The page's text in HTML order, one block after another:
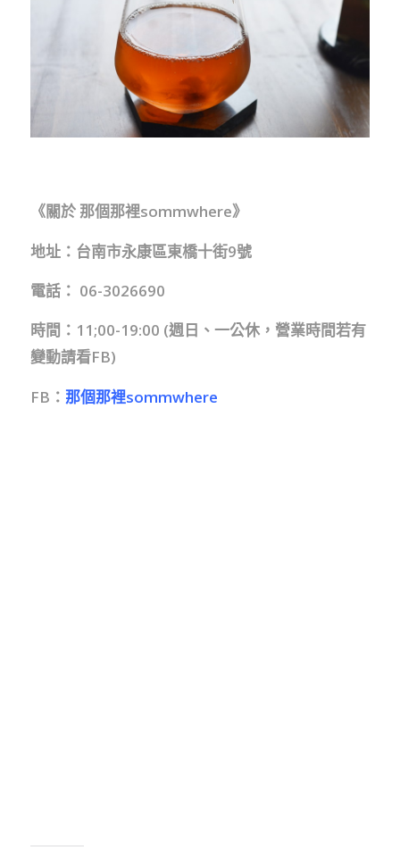
《關於 那個那裡sommwhere》
地址：台南市永康區東橋十街9號
電話： 06-3026690
時間：11;00-19:00 (週日、一公休，營業時間若有
變動請看FB)
FB： 那個那裡sommwhere